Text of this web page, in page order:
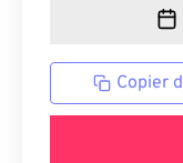
Copier